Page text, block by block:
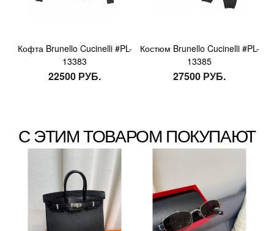
Кофта Brunello Cucinelli #PL-
13383
22500 РУБ.
Костюм Brunello Cucinelli #PL-
13385
27500 РУБ.
С ЭТИМ ТОВАРОМ ПОКУПАЮТ